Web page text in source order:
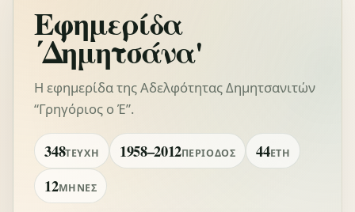
Εφημερίδα
΄Δημητσάνα'
Η εφημερίδα της Αδελφότητας Δημητσανιτών
“Γρηγόριος ο Έ”.
348ΤΕΎΧΗ 1958–2012ΠΕΡΊΟΔΟΣ 44ΈΤΗ
12ΜΉΝΕΣ